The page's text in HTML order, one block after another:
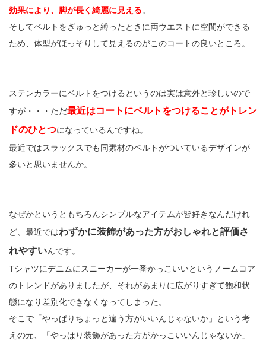
効果により、脚が長く綺麗に見える。
そしてベルトをぎゅっと縛ったときに両ウエストに空間ができる
ため、体型がほっそりして見えるのがこのコートの良いところ。
ステンカラーにベルトをつけるというのは実は意外と珍しいので
すが・・・ただ最近はコートにベルトをつけることがトレン
ドのひとつになっているんですね。
最近ではスラックスでも同素材のベルトがついているデザインが
多いと思いませんか。
なぜかというともちろんシンプルなアイテムが皆好きなんだけれ
ど、最近ではわずかに装飾があった方がおしゃれと評価さ
れやすいんです。
Tシャツにデニムにスニーカーが一番かっこいいというノームコア
のトレンドがありましたが、それがあまりに広がりすぎて飽和状
態になり差別化できなくなってしまった。
そこで「やっぱりちょっと違う方がいいんじゃないか」という考
えの元、「やっぱり装飾があった方がかっこいいんじゃないか」